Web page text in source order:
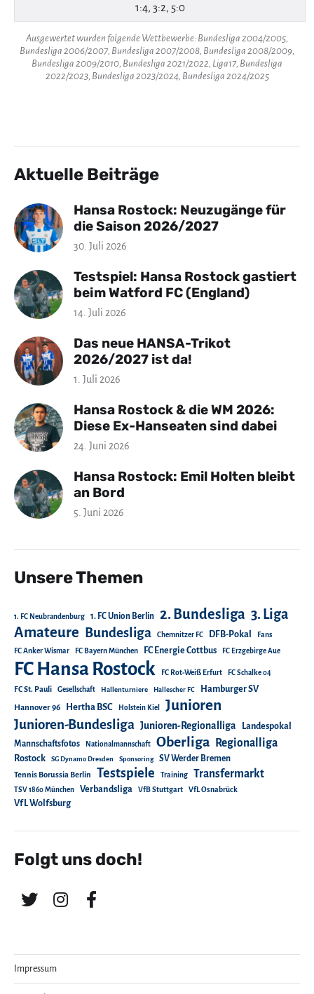
1:4, 3:2, 5:0
Ausgewertet wurden folgende Wettbewerbe: Bundesliga 2004/2005,
Bundesliga 2006/2007, Bundesliga 2007/2008, Bundesliga 2008/2009,
Bundesliga 2009/2010, Bundesliga 2021/2022, Liga17, Bundesliga
2022/2023, Bundesliga 2023/2024, Bundesliga 2024/2025
Aktuelle Beiträge
Hansa Rostock: Neuzugänge für
die Saison 2026/2027
30. Juli 2026
Testspiel: Hansa Rostock gastiert
beim Watford FC (England)
14. Juli 2026
Das neue HANSA-Trikot
2026/2027 ist da!
1. Juli 2026
Hansa Rostock & die WM 2026:
Diese Ex-Hanseaten sind dabei
24. Juni 2026
Hansa Rostock: Emil Holten bleibt
an Bord
5. Juni 2026
Unsere Themen
1. FC Neubrandenburg 1. FC Union Berlin 2. Bundesliga 3. Liga
Amateure Bundesliga Chemnitzer FC DFB-Pokal Fans
FC Anker Wismar FC Bayern München FC Energie Cottbus FC Erzgebirge Aue
FC Hansa Rostock FC Rot-Weiß Erfurt FC Schalke 04
FC St. Pauli Gesellschaft Hallenturniere Hallescher FC Hamburger SV
Hannover 96 Hertha BSC Holstein Kiel Junioren
Junioren-Bundesliga Junioren-Regionalliga
Landespokal
Mannschaftsfotos
Nationalmannschaft Oberliga Regionalliga
Rostock SG Dynamo Dresden Sponsoring SV Werder Bremen
Tennis Borussia Berlin Testspiele Training Transfermarkt
TSV 1860 München Verbandsliga VfB Stuttgart VfL Osnabrück
VfL Wolfsburg
Folgt uns doch!
Impressum